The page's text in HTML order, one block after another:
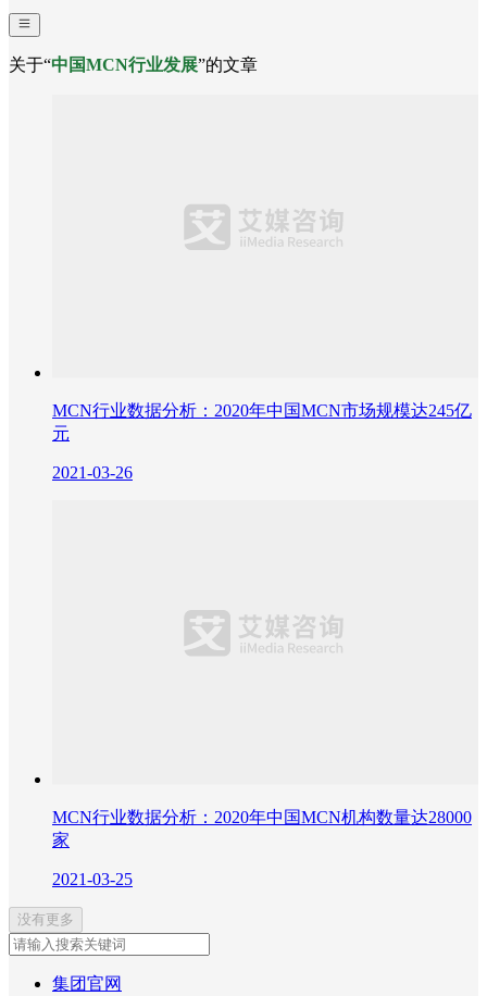
关于“中国MCN行业发展”的文章
MCN行业数据分析：2020年中国MCN市场规模达245亿
元
2021-03-26
MCN行业数据分析：2020年中国MCN机构数量达28000
家
2021-03-25
没有更多
集团官网